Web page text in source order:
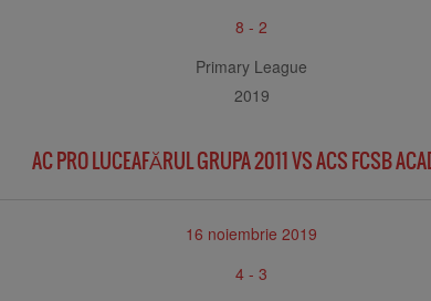
8 -2
Primary League
2019
AC PRO LUCEAFĂRUL GRUPA 2011 VS ACS FCSB
16 noiembrie 2019
4 -3